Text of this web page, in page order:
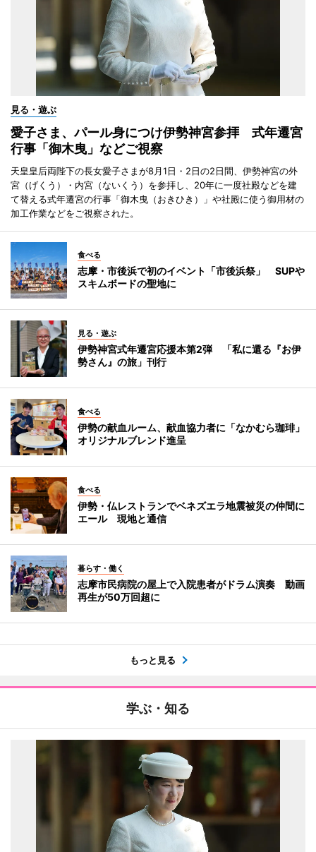
見る・遊ぶ
愛子さま、パール身につけ伊勢神宮参拝 式年遷宮
行事「御木曳」などご視察
天皇皇后両陛下の長女愛子さまが8月1日・2日の2日間、伊勢神宮の外
宮（げくう）・内宮（ないくう）を参拝し、20年に一度社殿などを建
て替える式年遷宮の行事「御木曳（おきひき）」や社殿に使う御用材の
加工作業などをご視察された。
食べる
志摩・市後浜で初のイベント「市後浜祭」 SUPや
スキムボードの聖地に
見る・遊ぶ
伊勢神宮式年遷宮応援本第2弾 「私に還る『お伊
勢さん』の旅」刊行
食べる
伊勢の献血ルーム、献血協力者に「なかむら珈琲」
オリジナルブレンド進呈
食べる
伊勢・仏レストランでベネズエラ地震被災の仲間に
エール 現地と通信
暮らす・働く
志摩市民病院の屋上で入院患者がドラム演奏 動画
再生が50万回超に
もっと見る
学ぶ・知る